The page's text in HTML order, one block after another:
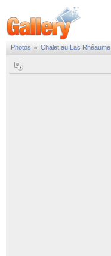
Photos » Chalet au Lac Rhéaume